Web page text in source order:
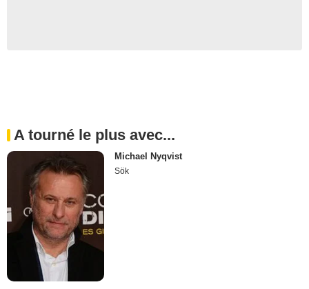
A tourné le plus avec...
Michael Nyqvist
Sök